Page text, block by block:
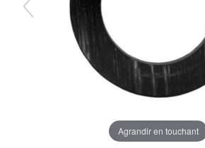
Agrandir en touchant